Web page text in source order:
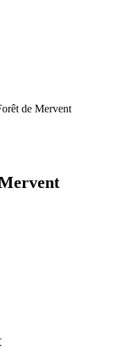
de Mervent